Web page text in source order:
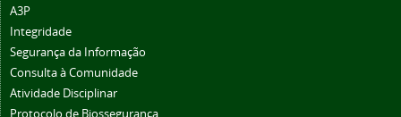
A3P
Integridade
Segurança da Informação
Consulta à Comunidade
Atividade Disciplinar